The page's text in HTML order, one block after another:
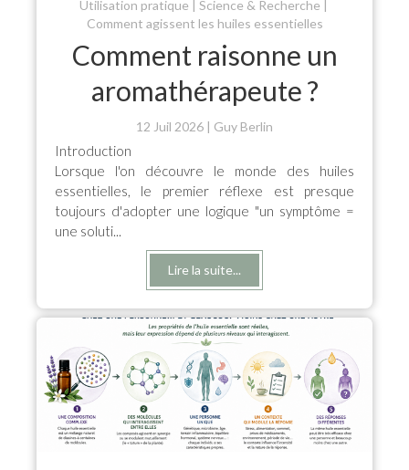
Utilisation pratique
Science & Recherche
Comment agissent les huiles essentielles
Comment raisonne un
aromathérapeute ?
12 Juil 2026 Guy Berlin
Introduction
Lorsque l'on découvre le monde des huiles
essentielles, le premier réflexe est presque
toujours d'adopter une logique "un symptôme =
une soluti...
Lire la suite...